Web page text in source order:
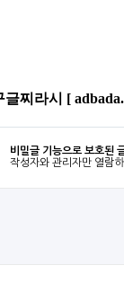
글찌라시 [
비밀글 기능으로 보호된
작성자와 관리자만 열람